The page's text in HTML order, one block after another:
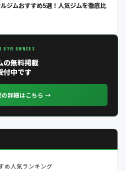
ジムおすすめ5選！人気ジムを徹底比
GYM OWNERS
の無料掲載
付中です
の詳細はこちら →
め人気ランキング